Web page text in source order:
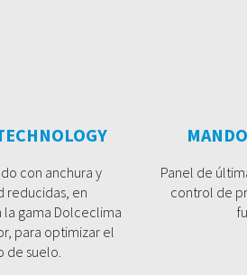
con anchura y
reducidas, en
gama Dolceclima
para optimizar el
de suelo.
Panel de
control de